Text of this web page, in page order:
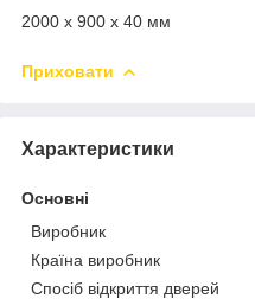
2000 x 900 x 40 мм
Приховати
Характеристики
Основні
Виробник
Країна виробник
Спосіб відкриття дверей